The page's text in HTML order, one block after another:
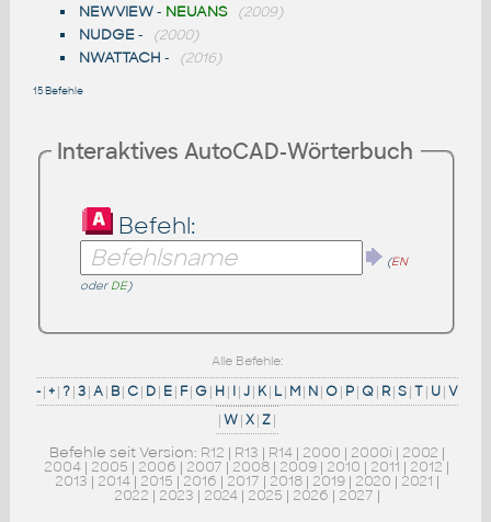
NEWVIEW- NEUANS (2009)
NUDGE- (2000)
NWATTACH - (2016)
15 Befehle
Interaktives AutoCAD-Wörterbuch
Befehl:
(EN
oder DE)
Alle Befehle:
- |+ | ? |3 |A | B |C | D | E | F |G | H | I |J | K | L | M | N |O | P |Q | R |S |T | U |V
|W |X |Z |
Befehle seit Version: R12 | R13 | R14| 2000 | 2000i | 2002 |
2004 | 2005 | 2006 | 2007 |2008 | 2009 | 2010 | 2011 | 2012|
2013 | 2014| 2015 |2016 | 2017 | 2018| 2019| 2020 | 2021 |
2022 | 2023 | 2024| 2025 | 2026 | 2027 |